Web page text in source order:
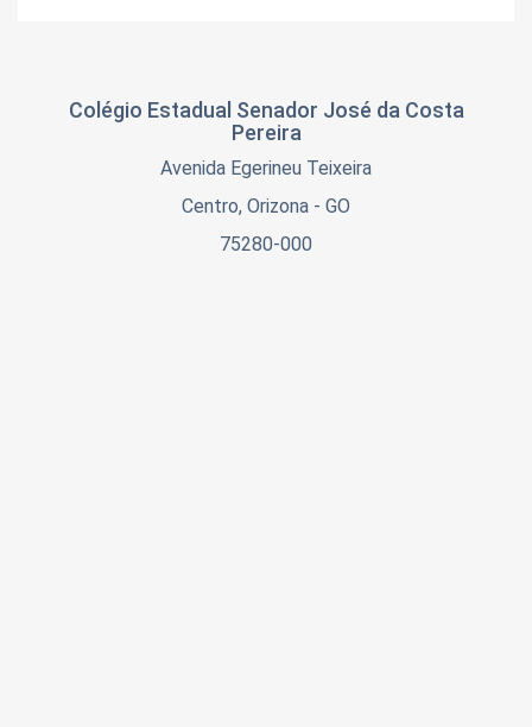
Colégio Estadual Senador José da Costa
Pereira
Avenida Egerineu Teixeira
Centro, Orizona - GO
75280-000